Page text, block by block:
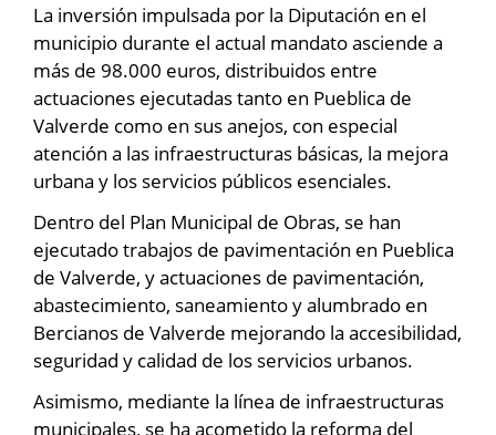
La inversión impulsada por la Diputación en el
municipio durante el actual mandato asciende a
más de 98.000 euros, distribuidos entre
actuaciones ejecutadas tanto en Pueblica de
Valverde como en sus anejos, con especial
atención a las infraestructuras básicas, la mejora
urbana y los servicios públicos esenciales.
Dentro del Plan Municipal de Obras, se han
ejecutado trabajos de pavimentación en Pueblica
de Valverde, y actuaciones de pavimentación,
abastecimiento, saneamiento y alumbrado en
Bercianos de Valverde mejorando la accesibilidad,
seguridad y calidad de los servicios urbanos.
Asimismo, mediante la línea de infraestructuras
municipales, se ha acometido la reforma del